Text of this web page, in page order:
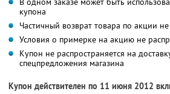
купона
Частичный возврат товара по акции
Условия о примерке на акцию не
Купон не распространяется на
спецпредложения магазина
Купон действителен по 11 июня 2012